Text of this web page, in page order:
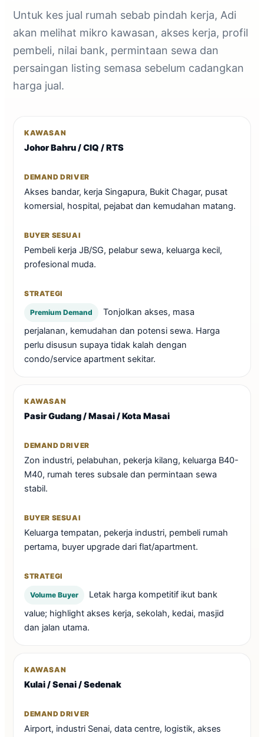
Untuk kes jual rumah sebab pindah kerja, Adi
akan melihat mikro kawasan, akses kerja, profil
pembeli, nilai bank, permintaan sewa dan
persaingan listing semasa sebelum cadangkan
harga jual.
Johor Bahru / CIQ / RTS
Akses bandar, kerja Singapura, Bukit Chagar, pusat
komersial, hospital, pejabat dan kemudahan matang.
Pembeli kerja JB/SG, pelabur sewa, keluarga kecil,
profesional muda.
Premium Demand
Tonjolkan akses, masa
perjalanan, kemudahan dan potensi sewa. Harga
perlu disusun supaya tidak kalah dengan
condo/service apartment sekitar.
Pasir Gudang / Masai / Kota Masai
Zon industri, pelabuhan, pekerja kilang, keluarga B40-
M40, rumah teres subsale dan permintaan sewa
stabil.
Keluarga tempatan, pekerja industri, pembeli rumah
pertama, buyer upgrade dari flat/apartment.
Volume Buyer
Letak harga kompetitif ikut bank
value; highlight akses kerja, sekolah, kedai, masjid
dan jalan utama.
Kulai / Senai / Sedenak
Airport, industri Senai, data centre, logistik, akses